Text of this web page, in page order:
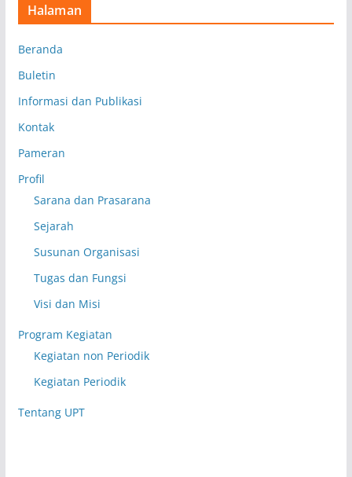
Halaman
Beranda
Buletin
Informasi dan Publikasi
Kontak
Pameran
Profil
Sarana dan Prasarana
Sejarah
Susunan Organisasi
Tugas dan Fungsi
Visi dan Misi
Program Kegiatan
Kegiatan non Periodik
Kegiatan Periodik
Tentang UPT